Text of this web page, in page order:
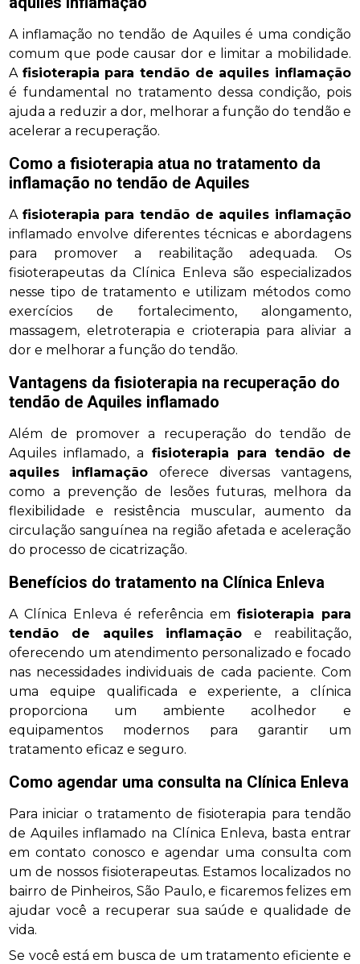
A inflamação no tendão de Aquiles é uma condição
comum que pode causar dor e limitar a mobilidade.
A fisioterapia para tendão de aquiles inflamação
é fundamental no tratamento dessa condição, pois
ajuda a reduzir a dor, melhorar a função do tendão e
acelerar a recuperação.
Como a fisioterapia atua no tratamento da
inflamação no tendão de Aquiles
A fisioterapia para tendão de aquiles inflamação
inflamado envolve diferentes técnicas e abordagens
para promover a reabilitação adequada. Os
fisioterapeutas da Clínica Enleva são especializados
nesse tipo de tratamento e utilizam métodos como
exercícios de fortalecimento, alongamento,
massagem, eletroterapia e crioterapia para aliviar a
dor e melhorar a função do tendão.
Vantagens da fisioterapia na recuperação do
tendão de Aquiles inflamado
Além de promover a recuperação do tendão de
Aquiles inflamado, a fisioterapia para tendão de
aquiles inflamaçãooferece diversas vantagens,
como a prevenção de lesões futuras, melhora da
flexibilidade e resistência muscular, aumento da
circulação sanguínea na região afetada e aceleração
do processo de cicatrização.
Benefícios do tratamento na Clínica Enleva
A Clínica Enleva é referência em fisioterapia para
tendão de aquiles inflamação e reabilitação,
oferecendo um atendimento personalizado e focado
nas necessidades individuais de cada paciente. Com
uma equipe qualificada e experiente, a clínica
proporciona um ambiente acolhedor e
equipamentos modernos para garantir um
tratamento eficaz e seguro.
Como agendar uma consulta na Clínica Enleva
Para iniciar o tratamento de fisioterapia para tendão
de Aquiles inflamado na Clínica Enleva, basta entrar
em contato conosco e agendar uma consulta com
um de nossos fisioterapeutas. Estamos localizados no
bairro de Pinheiros, São Paulo, e ficaremos felizes em
ajudar você a recuperar sua saúde e qualidade de
vida.
Se você está em busca de um tratamento eficiente e